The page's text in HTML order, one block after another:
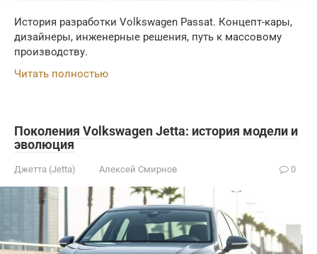
История разработки Volkswagen Passat. Концепт-кары,
дизайнеры, инженерные решения, путь к массовому
производству.
Читать полностью
Поколения Volkswagen Jetta: история модели и
эволюция
Джетта (Jetta) Алексей Смирнов 0